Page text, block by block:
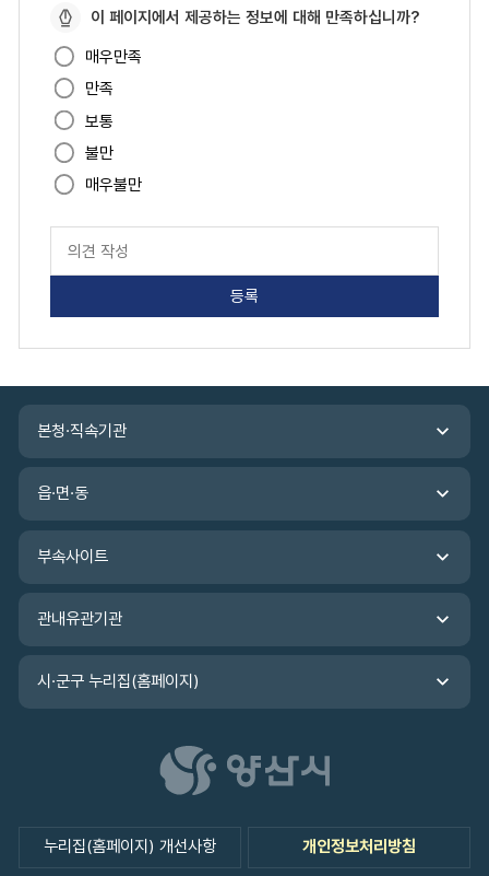
페
이
지
만
족
도
이 페이지에서 제공하는 정보에 대해 만족하십니까?
매우만족
만족
보통
불만
매우불만
지
족
력
본청·직속기관
읍·면·동
부속사이트
관내유관기관
시·군구 누리집(홈페이지)
누리집(홈페이지) 개선사항 개인정보처리방침